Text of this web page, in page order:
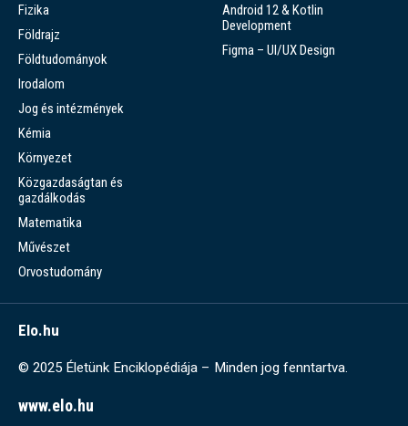
Fizika
Földrajz
Földtudományok
Irodalom
Jog és intézmények
Kémia
Környezet
Közgazdaságtan és
gazdálkodás
Matematika
Művészet
Orvostudomány
Android 12 & Kotlin
Development
Figma – UI/UX Design
Elo.hu
© 2025 Életünk Enciklopédiája – Minden jog fenntartva.
www.elo.hu